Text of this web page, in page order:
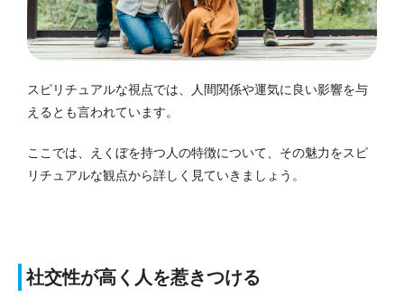
スピリチュアルな視点では、人間関係や運気に良い影響を与
えるとも言われています。
ここでは、えくぼを持つ人の特徴について、その魅力をスピ
リチュアルな観点から詳しく見ていきましょう。
社交性が高く人を惹きつける